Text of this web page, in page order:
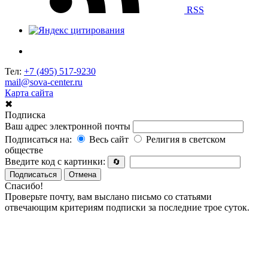
RSS
Тел: +7 (495) 517-9230
mail@sova-center.ru
Карта сайта
✖
Подписка
Ваш адрес электронной почты
Подписаться на:
Весь сайт
Религия в светском
обществе
Введите код с картинки:
🔄
Подписаться
Отмена
Спасибо!
Проверьте почту, вам выслано письмо со статьями
отвечающим критериям подписки за последние трое суток.